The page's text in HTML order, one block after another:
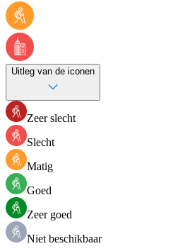
Uitleg van de iconen
Zeer slecht
Slecht
Matig
Goed
Zeer goed
Niet beschikbaar